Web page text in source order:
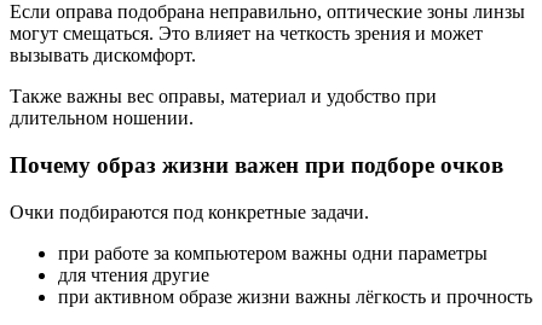
Если оправа подобрана неправильно, оптические зоны линзы
могут смещаться. Это влияет на четкость зрения и может
вызывать дискомфорт.
Также важны вес оправы, материал и удобство при
длительном ношении.
Почему образ жизни важен при подборе очков
Очки подбираются под конкретные задачи.
при работе за компьютером важны одни параметры
для чтения другие
при активном образе жизни важны лёгкость и прочность